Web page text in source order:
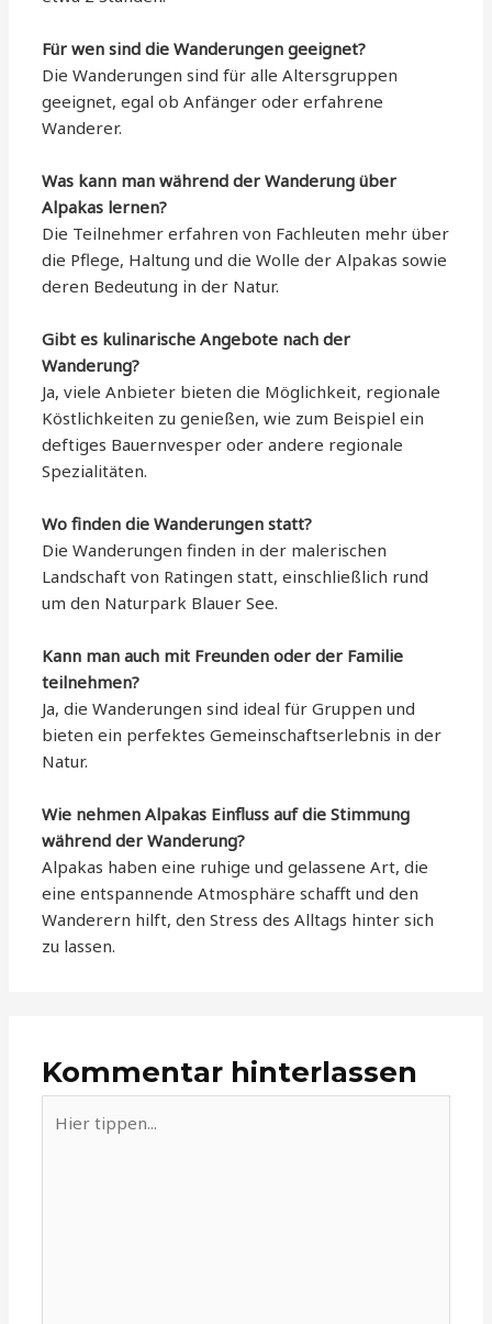
Für wen sind die Wanderungen geeignet?
Die Wanderungen sind für alle Altersgruppen
geeignet, egal ob Anfänger oder erfahrene
Wanderer.
Was kann man während der Wanderung über
Alpakas lernen?
Die Teilnehmer erfahren von Fachleuten mehr über
die Pflege, Haltung und die Wolle der Alpakas sowie
deren Bedeutung in der Natur.
Gibt es kulinarische Angebote nach der
Wanderung?
Ja, viele Anbieter bieten die Möglichkeit, regionale
Köstlichkeiten zu genießen, wie zum Beispiel ein
deftiges Bauernvesper oder andere regionale
Spezialitäten.
Wo finden die Wanderungen statt?
Die Wanderungen finden in der malerischen
Landschaft von Ratingen statt, einschließlich rund
um den Naturpark Blauer See.
Kann man auch mit Freunden oder der Familie
teilnehmen?
Ja, die Wanderungen sind ideal für Gruppen und
bieten ein perfektes Gemeinschaftserlebnis in der
Natur.
Wie nehmen Alpakas Einfluss auf die Stimmung
während der Wanderung?
Alpakas haben eine ruhige und gelassene Art, die
eine entspannende Atmosphäre schafft und den
Wanderern hilft, den Stress des Alltags hinter sich
zu lassen.
Kommentar hinterlassen
tippen...